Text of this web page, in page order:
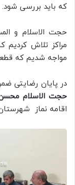
که باید بررسی شود.
حجت الاسلام و
مراکز تلاش کردیم
مواجه شدیم که
در پایان رضایتی
حجت الاسلام
اقامه نماز